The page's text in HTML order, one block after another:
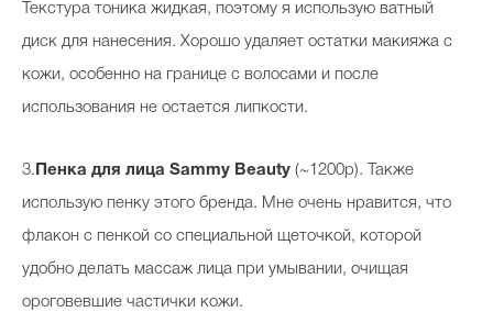
Текстура тоника жидкая, поэтому я использую ватный
диск для нанесения. Хорошо удаляет остатки макияжа с
кожи, особенно на границе с волосами и после
использования не остается липкости.
3. Пенка для лица Sammy Beauty (~1200р). Также
использую пенку этого бренда. Мне очень нравится, что
флакон с пенкой со специальной щеточкой, которой
удобно делать массаж лица при умывании, очищая
ороговевшие частички кожи.